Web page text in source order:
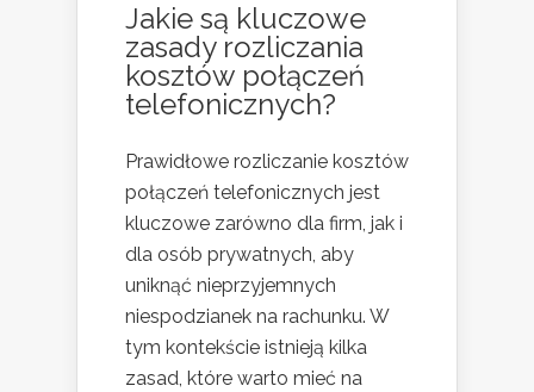
Jakie są kluczowe
zasady rozliczania
kosztów połączeń
telefonicznych?
Prawidłowe rozliczanie kosztów
połączeń telefonicznych jest
kluczowe zarówno dla firm, jak i
dla osób prywatnych, aby
uniknąć nieprzyjemnych
niespodzianek na rachunku. W
tym kontekście istnieją kilka
zasad, które warto mieć na